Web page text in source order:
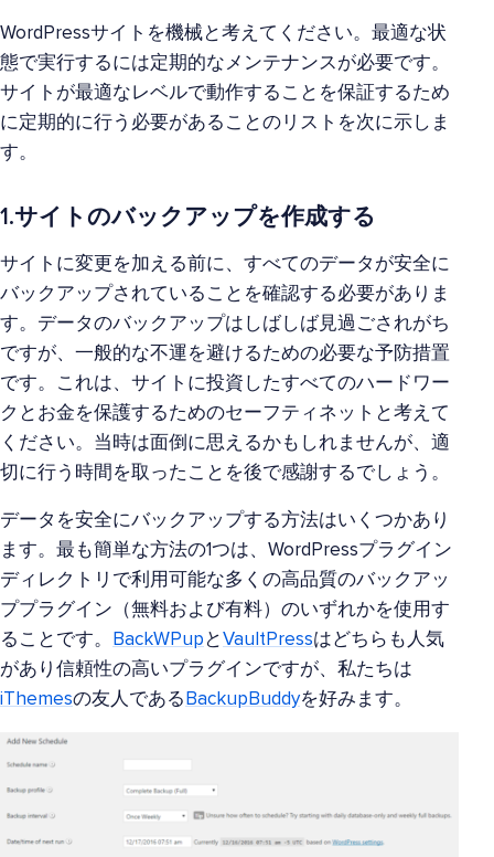
WordPressサイトを機械と考えてください。最適な状
態で実行するには定期的なメンテナンスが必要です。
サイトが最適なレベルで動作することを保証するため
に定期的に行う必要があることのリストを次に示しま
す。
1.サイトのバックアップを作成する
サイトに変更を加える前に、すべてのデータが安全に
バックアップされていることを確認する必要がありま
す。データのバックアップはしばしば見過ごされがち
ですが、一般的な不運を避けるための必要な予防措置
です。これは、サイトに投資したすべてのハードワー
クとお金を保護するためのセーフティネットと考えて
ください。当時は面倒に思えるかもしれませんが、適
切に行う時間を取ったことを後で感謝するでしょう。
データを安全にバックアップする方法はいくつかあり
ます。最も簡単な方法の1つは、WordPressプラグイン
ディレクトリで利用可能な多くの高品質のバックアッ
ププラグイン（無料および有料）のいずれかを使用す
ることです。
BackWPup とVaultPressはどちらも人気
があり信頼性の高いプラグインですが、私たちは
iThemesの友人である BackupBuddyを好みます。